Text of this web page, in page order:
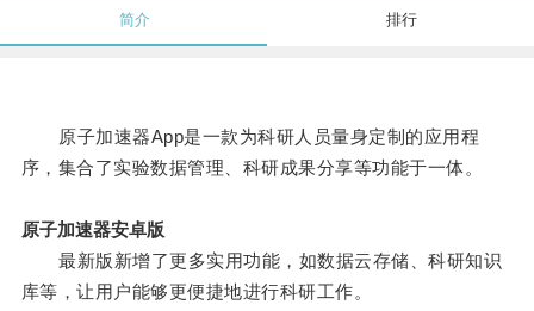
简介 排行
原子加速器App是一款为科研人员量身定制的应用程
序，集合了实验数据管理、科研成果分享等功能于一体。
原子加速器安卓版
最新版新增了更多实用功能，如数据云存储、科研知识
库等，让用户能够更便捷地进行科研工作。